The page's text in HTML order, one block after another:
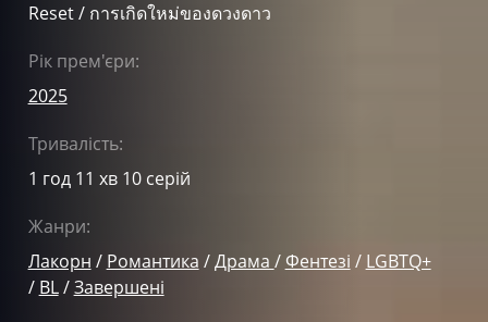
Reset / การเกิดใหม่ของดวงดาว
Рік прем'єри:
2025
Тривалість:
1 год 11 хв 10 серій
Жанри:
Лакорн / Романтика /Драма /Фентезі / LGBTQ+
/ BL/Завершені